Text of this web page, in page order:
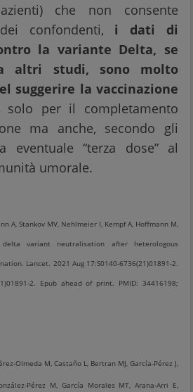
che non consente
confondenti, i dati di
la variante Delta, se
altri studi, sono molto
suggerire la vaccinazione
solo per il completamento
ma anche, secondo gli
eventuale “terza dose” al
umorale.
A, Stankov MV, Nehlmeier I, Kempf A, Hoffmann M,
delta variant neutralisation after heterologous
Lancet. 2021 Aug 17:S0140-6736(21)01891-2.
2. Epub ahead of print. PMID: 34416198;
Olmeda M, Castaño L, Bertran MJ, García-Pérez J,
Pérez M, García Morales MT, Arana-Arri E,